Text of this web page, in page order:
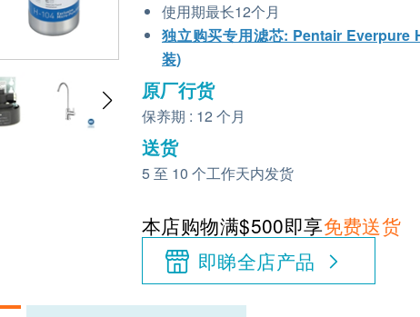
使用期最长12个月
独立购买专用滤芯: Pentair Everpure
装)
原厂行货
保养期 : 12 个月
送货
5 至 10 个工作天内发货
本店购物满$500即享免费送货
即睇全店产品